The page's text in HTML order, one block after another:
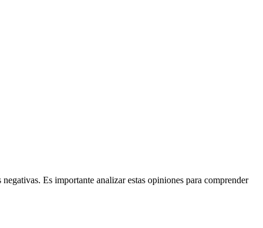
Es importante analizar estas opiniones para comprender